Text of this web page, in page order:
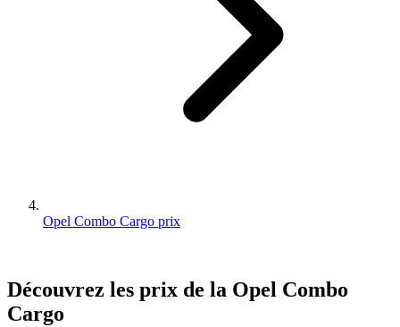
Opel Combo Cargo prix
Découvrez les prix de la Opel Combo
Cargo